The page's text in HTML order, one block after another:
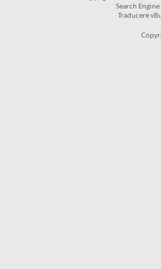
Search
Traducere